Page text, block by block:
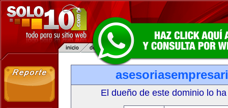
El dueño de este dominio lo